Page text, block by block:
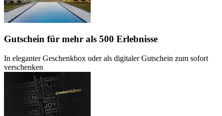
Gutschein für mehr als 500 Erlebnisse
In eleganter Geschenkbox oder als digitaler Gutschein zum sofort
verschenken